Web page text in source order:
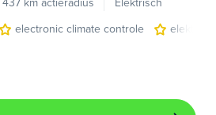
electronic climate controle